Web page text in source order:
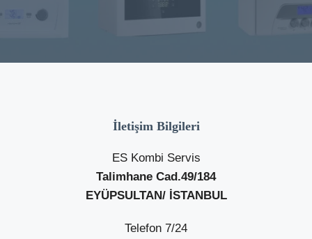
İletişim Bilgileri
ES Kombi Servis
Talimhane Cad.49/184
EYÜPSULTAN/ İSTANBUL
Telefon 7/24